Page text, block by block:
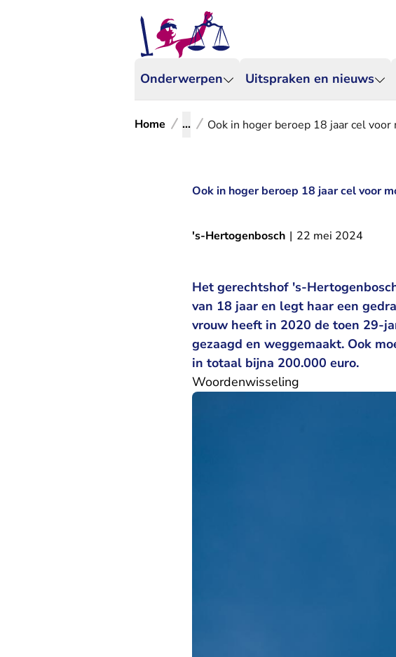
Onderwerpen Uitspraken en nieuws
Home ... Ook in hoger beroep 18 jaar cel
Ook in hoger beroep 18 jaar cel voor
's-Hertogenbosch | 22 mei 2024
Het gerechtshof 's-
van 18 jaar en legt haar een
vrouw heeft in 2020 de toen 29-
gezaagd en weggemaakt. Ook
in totaal bijna 200.000 euro.
Woordenwisseling